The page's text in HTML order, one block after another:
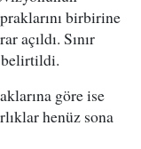
birbirine
açıldı. Sınır
belirtildi.
göre ise
henüz sona